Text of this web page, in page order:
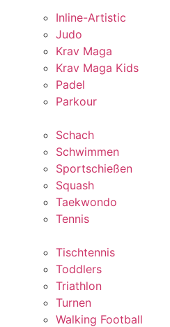
Inline-Artistic
Judo
Krav Maga
Krav Maga Kids
Padel
Parkour
Schach
Schwimmen
Sportschießen
Squash
Taekwondo
Tennis
Tischtennis
Toddlers
Triathlon
Turnen
Walking Football